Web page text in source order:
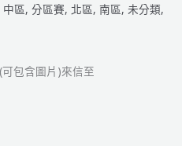
中區, 分區賽, 北區, 南區, 未分類,
包含圖片)來信至